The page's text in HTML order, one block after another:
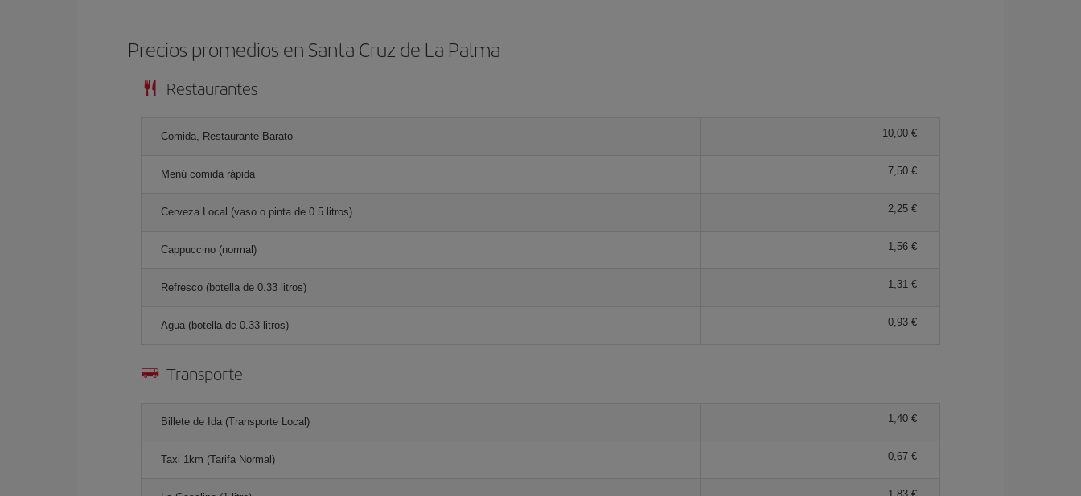
Precios promedios en Santa Cruz de La Palma
Restaurantes
Comida, Restaurante Barato 10,00 €
Menú comida rápida 7,50 €
Cerveza Local (vaso o pinta de 0.5 litros) 2,25 €
Cappuccino (normal) 1,56 €
Refresco (botella de 0.33 litros) 1,31 €
Agua (botella de 0.33 litros) 0,93 €
Transporte
Billete de Ida (Transporte Local) 1,40 €
Taxi 1km (Tarifa Normal) 0,67 €